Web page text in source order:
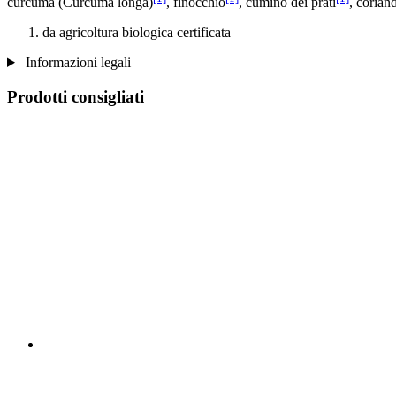
da agricoltura biologica certificata
Informazioni legali
Prodotti consigliati